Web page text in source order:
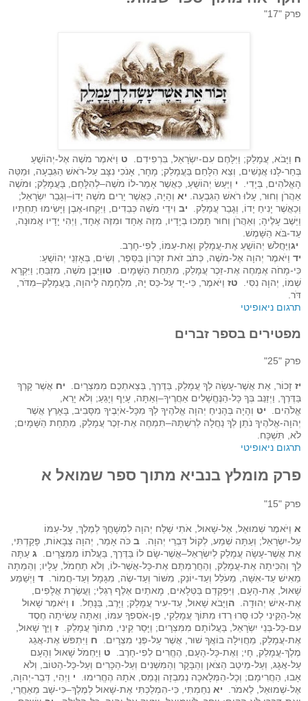
פרק "17"
ח וַיָּבֹא, עֲמָלֵק; וַיִּלָּחֶם עִם-יִשְׂרָאֵל, בִּרְפִידִם. ט וַיֹּאמֶר מֹשֶׁה אֶל-יְהוֹשֻׁעַ
בְּחַר-לָנוּ אֲנָשִׁים, וְצֵא הִלָּחֵם בַּעֲמָלֵק; מָחָר, אָנֹכִי נִצָּב עַל-רֹאשׁ הַגִּבְעָה, וּמַטֵּה
הָאֱלֹהִים, בְּיָדִי. י וַיַּעַשׂ יְהוֹשֻׁעַ, כַּאֲשֶׁר אָמַר-לוֹ מֹשֶׁה–לְהִלָּחֵם, בַּעֲמָלֵק; וּמֹשֶׁה
אַהֲרֹן וְחוּר, עָלוּ רֹאשׁ הַגִּבְעָה. יא וְהָיָה, כַּאֲשֶׁר יָרִים מֹשֶׁה יָדוֹ–וְגָבַר יִשְׂרָאֵל;
וְכַאֲשֶׁר יָנִיחַ יָדוֹ, וְגָבַר עֲמָלֵק. יב וִידֵי מֹשֶׁה כְּבֵדִים, וַיִּקְחוּ-אֶבֶן וַיָּשִׂימוּ תַחְתָּיו
וַיֵּשֶׁב עָלֶיהָ; וְאַהֲרֹן וְחוּר תָּמְכוּ בְיָדָיו, מִזֶּה אֶחָד וּמִזֶּה אֶחָד, וַיְהִי יָדָיו אֱמוּנָה,
עַד-בֹּא הַשָּׁמֶשׁ.
יגוַיַּחֲלֹשׁ יְהוֹשֻׁעַ אֶת-עֲמָלֵק וְאֶת-עַמּוֹ, לְפִי-חָרֶב.
יד וַיֹּאמֶר יְהוָה אֶל-מֹשֶׁה, כְּתֹב זֹאת זִכָּרוֹן בַּסֵּפֶר, וְשִׂים, בְּאָזְנֵי יְהוֹשֻׁעַ:
כִּי-מָחֹה אֶמְחֶה אֶת-זֵכֶר עֲמָלֵק, מִתַּחַת הַשָּׁמָיִם. טווַיִּבֶן מֹשֶׁה, מִזְבֵּחַ; וַיִּקְרָא
שְׁמוֹ, יְהוָה נִסִּי. טז וַיֹּאמֶר, כִּי-יָד עַל-כֵּס יָהּ, מִלְחָמָה לַיהוָה, בַּעֲמָלֵק–מִדֹּר,
דֹּר.
תרגום ניאופיטי
מפטירים בספר זברים
פרק "25"
יז זָכוֹר, אֵת אֲשֶׁר-עָשָׂה לְךָ עֲמָלֵק, בַּדֶּרֶךְ, בְּצֵאתְכֶם מִמִּצְרָיִם. יח אֲשֶׁר קָרְךָ
בַּדֶּרֶךְ, וַיְזַנֵּב בְּךָ כָּל-הַנֶּחֱשָׁלִים אַחֲרֶיךָ–וְאַתָּה, עָיֵף וְיָגֵעַ; וְלֹא יָרֵא,
אֱלֹהִים. יט וְהָיָה בְּהָנִיחַ יְהוָה אֱלֹהֶיךָ לְךָ מִכָּל-אֹיְבֶיךָ מִסָּבִיב, בָּאָרֶץ אֲשֶׁר
יְהוָה-אֱלֹהֶיךָ נֹתֵן לְךָ נַחֲלָה לְרִשְׁתָּהּ–תִּמְחֶה אֶת-זֵכֶר עֲמָלֵק, מִתַּחַת הַשָּׁמָיִם;
לֹא, תִּשְׁכָּח.
תרגום ניאופיטי
פרק מומלץ בנביא מתוך ספר שמואל א
פרק "15"
א וַיֹּאמֶר שְׁמוּאֵל, אֶל-שָׁאוּל, אֹתִי שָׁלַח יְהוָה לִמְשָׁחֳךָ לְמֶלֶךְ, עַל-עַמּוֹ
עַל-יִשְׂרָאֵל; וְעַתָּה שְׁמַע, לְקוֹל דִּבְרֵי יְהוָה. ב כֹּה אָמַר, יְהוָה צְבָאוֹת, פָּקַדְתִּי,
אֵת אֲשֶׁר-עָשָׂה עֲמָלֵק לְיִשְׂרָאֵל–אֲשֶׁר-שָׂם לוֹ בַּדֶּרֶךְ, בַּעֲלֹתוֹ מִמִּצְרָיִם. ג עַתָּה
לֵךְ וְהִכִּיתָה אֶת-עֲמָלֵק, וְהַחֲרַמְתֶּם אֶת-כָּל-אֲשֶׁר-לוֹ, וְלֹא תַחְמֹל, עָלָיו; וְהֵמַתָּה
מֵאִישׁ עַד-אִשָּׁה, מֵעֹלֵל וְעַד-יוֹנֵק, מִשּׁוֹר וְעַד-שֶׂה, מִגָּמָל וְעַד-חֲמוֹר. ד וַיְשַׁמַּע
שָׁאוּל, אֶת-הָעָם, וַיִּפְקְדֵם בַּטְּלָאִים, מָאתַיִם אֶלֶף רַגְלִי; וַעֲשֶׂרֶת אֲלָפִים,
אֶת-אִישׁ יְהוּדָה. הוַיָּבֹא שָׁאוּל, עַד-עִיר עֲמָלֵק; וַיָּרֶב, בַּנָּחַל. ו וַיֹּאמֶר שָׁאוּל
אֶל-הַקֵּינִי לְכוּ סֻּרוּ רְדוּ מִתּוֹךְ עֲמָלֵקִי, פֶּן-אֹסִפְךָ עִמּוֹ, וְאַתָּה עָשִׂיתָה חֶסֶד
עִם-כָּל-בְּנֵי יִשְׂרָאֵל, בַּעֲלוֹתָם מִמִּצְרָיִם; וַיָּסַר קֵינִי, מִתּוֹךְ עֲמָלֵק. ז וַיַּךְ שָׁאוּל,
אֶת-עֲמָלֵק, מֵחֲוִילָה בּוֹאֲךָ שׁוּר, אֲשֶׁר עַל-פְּנֵי מִצְרָיִם. ח וַיִּתְפֹּשׂ אֶת-אֲגַג
מֶלֶךְ-עֲמָלֵק, חָי; וְאֶת-כָּל-הָעָם, הֶחֱרִים לְפִי-חָרֶב. ט וַיַּחְמֹל שָׁאוּל וְהָעָם
עַל-אֲגָג, וְעַל-מֵיטַב הַצֹּאן וְהַבָּקָר וְהַמִּשְׁנִים וְעַל-הַכָּרִים וְעַל-כָּל-הַטּוֹב, וְלֹא
אָבוּ, הַחֲרִימָם; וְכָל-הַמְּלָאכָה נְמִבְזָה וְנָמֵס, אֹתָהּ הֶחֱרִימוּ. י וַיְהִי, דְּבַר-יְהוָה,
אֶל-שְׁמוּאֵל, לֵאמֹר. יא נִחַמְתִּי, כִּי-הִמְלַכְתִּי אֶת-שָׁאוּל לְמֶלֶךְ–כִּי-שָׁב מֵאַחֲרַי,